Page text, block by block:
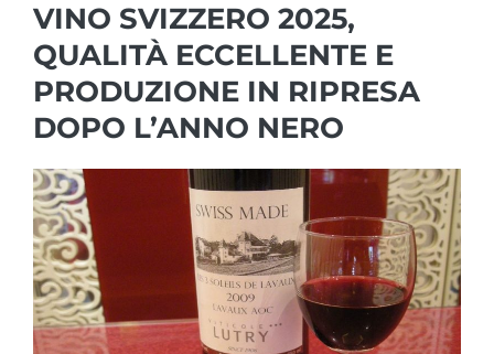
VINO SVIZZERO 2025,
QUALITÀ ECCELLENTE E
PRODUZIONE IN RIPRESA
DOPO L’ANNO NERO